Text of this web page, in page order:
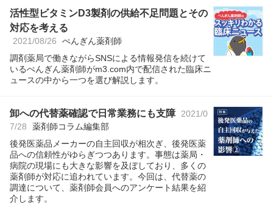
活性型ビタミンD3製剤の供給不足問題とその
対応を考える
2021/08/26 ぺんぎん薬剤師
調剤薬局で働きながらSNSによる情報発信を続けて
いるぺんぎん薬剤師がm3.com内で配信された臨床ニ
ュースの中から一つを選び解説します。
卸への代替薬確認で日常業務にも支障
2021/0
7/28
薬剤師コラム編集部
後発医薬品メーカーの自主回収が相次ぎ、後発医薬
品への信頼性がゆらぎつつあります。事態は薬局・
病院の現場にも大きな影響を及ぼしており、多くの
薬剤師が対応に追われています。今回は、代替薬の
調達について、薬剤師会員へのアンケート結果を紹
介します。